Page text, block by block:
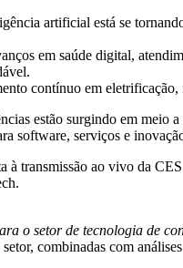
artificial está se
em saúde digital,
contínuo em eletrificação,
estão surgindo em
software, serviços e
à transmissão ao vivo da
.
o setor de tecnologia de
combinadas com